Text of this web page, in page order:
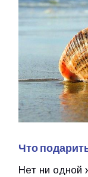
Что
Нет ни одной